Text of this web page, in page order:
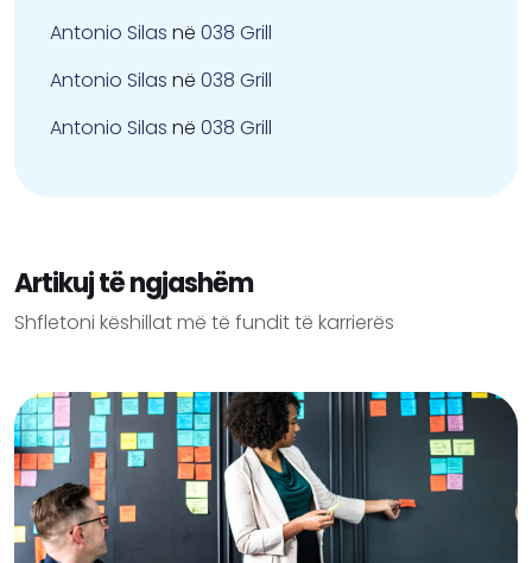
Antonio Silas në 038 Grill
Antonio Silas në 038 Grill
Antonio Silas në 038 Grill
Artikuj të ngjashëm
Shfletoni këshillat më të fundit të karrierës